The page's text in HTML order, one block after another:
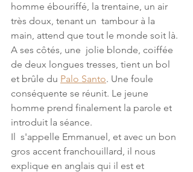
homme ébouriffé, la trentaine, un air
très doux, tenant un  tambour à la
main, attend que tout le monde soit là.
A ses côtés, une  jolie blonde, coiffée
de deux longues tresses, tient un bol
et brûle du Palo Santo. Une foule
conséquente se réunit. Le jeune
homme prend finalement la parole et
introduit la séance.
Il  s'appelle Emmanuel, et avec un bon
gros accent franchouillard, il nous
explique en anglais qui il est et